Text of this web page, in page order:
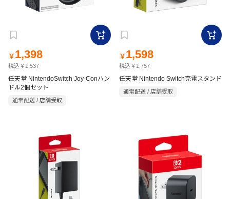
￥ 1,398
税込￥1,537
任天堂 NintendoSwitch Joy-Conハン
ドル2個セット
通常配送 / 店舗受取
￥ 1,598
税込￥1,757
任天堂 Nintendo Switch充電スタンド
通常配送 / 店舗受取